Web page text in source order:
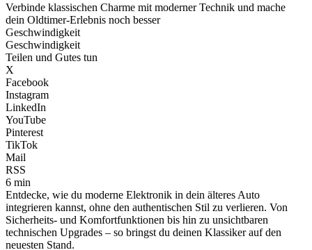
Verbinde klassischen Charme mit moderner Technik und mache
dein Oldtimer-Erlebnis noch besser
Geschwindigkeit
Geschwindigkeit
Teilen und Gutes tun
X
Facebook
Instagram
LinkedIn
YouTube
Pinterest
TikTok
Mail
RSS
6 min
Entdecke, wie du moderne Elektronik in dein älteres Auto
integrieren kannst, ohne den authentischen Stil zu verlieren. Von
Sicherheits- und Komfortfunktionen bis hin zu unsichtbaren
technischen Upgrades – so bringst du deinen Klassiker auf den
neuesten Stand.